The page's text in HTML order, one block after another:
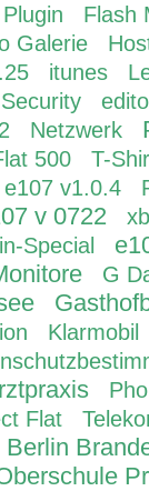
Flash
Galerie
itunes
Security
Netzwerk
500
T-
v1.0.4
v 0722
Special
G
Klarmobil
Flat
Berlin